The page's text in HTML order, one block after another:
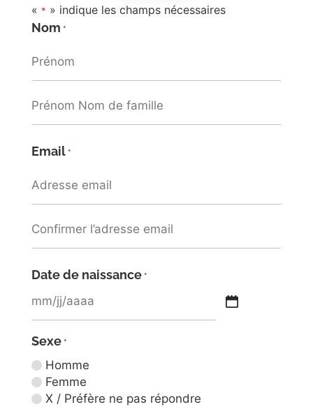
« * » indique les champs nécessaires
Nom *
Email *
Date de naissance *
Sexe *
Homme
Femme
X / Préfère ne pas répondre